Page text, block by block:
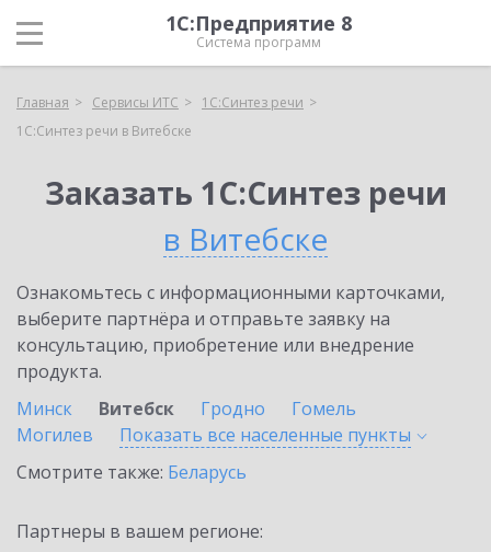
1С:Предприятие 8
Система программ
Главная Сервисы ИТС
1С:Синтез речи
1С:Синтез речи в Витебске
Заказать 1С:Синтез речи
в Витебске
Ознакомьтесь с информационными карточками,
выберите партнёра и отправьте заявку на
консультацию, приобретение или внедрение
продукта.
Минск
Витебск Гродно
Гомель
Могилев
Показать все населенные пункты
Смотрите также: Беларусь
Партнеры в вашем регионе: